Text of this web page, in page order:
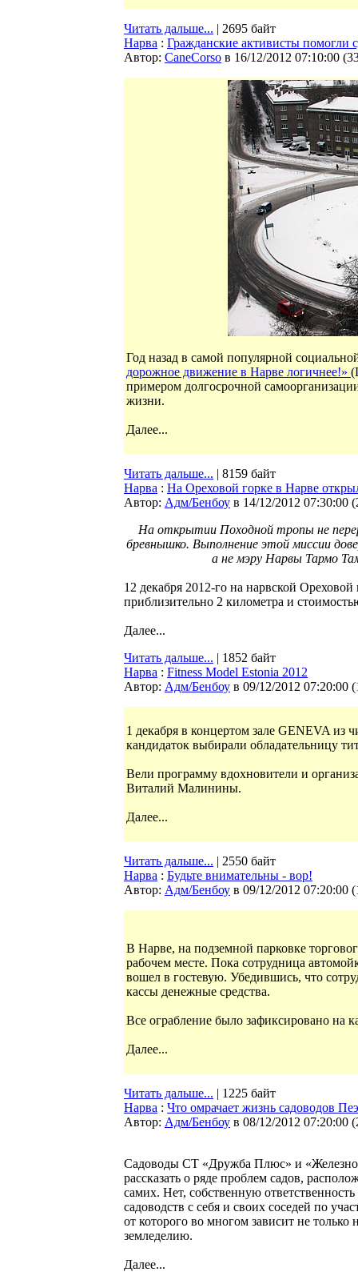
Читать дальше... | 2695 байт
Нарва : Гражданские активисты помогли
Автор: CaneCorso в 16/12/2012 07:10:00 (
Год назад в самой популярной
дорожное движение в Нарве логичнее!»
примером долгосрочной
жизни.
Далее...
Читать дальше... | 8159 байт
Нарва : На Ореховой горке в Нарве
Автор: Адм/Бенбоу в 14/12/2012 07:30:00 (
На открытии Походной тропы не
бревнышко. Выполнение этой миссии
а не мэру Нарвы Тармо
12 декабря 2012-го на нарвской
приблизительно 2 километра и
Далее...
Читать дальше... | 1852 байт
Нарва : Fitness Model Estonia 2012
Автор: Адм/Бенбоу в 09/12/2012 07:20:00 (
1 декабря в концертом зале GENEVA из
кандидаток выбирали обладательницу
Вели программу вдохновители и
Виталий Малинины.
Далее...
Читать дальше... | 2550 байт
Нарва : Будьте внимательны - вор!
Автор: Адм/Бенбоу в 09/12/2012 07:20:00 (
В Нарве, на подземной парковке
рабочем месте. Пока сотрудница
вошел в гостевую. Убедившись, что
кассы денежные средства.
Все ограбление было зафиксировано на
Далее...
Читать дальше... | 1225 байт
Нарва : Что омрачает жизнь садоводов
Автор: Адм/Бенбоу в 08/12/2012 07:20:00 (
Садоводы СТ «Дружба Плюс» и
рассказать о ряде проблем садов,
самих. Нет, собственную
садоводств с себя и своих соседей по
от которого во многом зависит не
земледелию.
Далее...